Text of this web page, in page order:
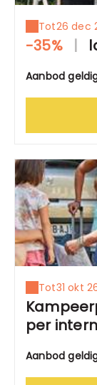
Tot26 dec
-35% |
Aanbod
Tot31 okt
per
Aanbod